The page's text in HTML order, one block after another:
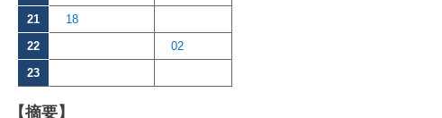
21
18
22
02
23
【摘要】